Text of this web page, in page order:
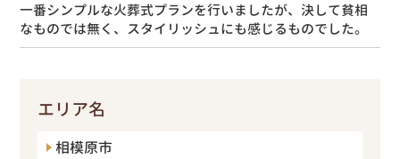
一番シンプルな火葬式プランを行いましたが、決して貧相
なものでは無く、スタイリッシュにも感じるものでした。
エリア名
相模原市